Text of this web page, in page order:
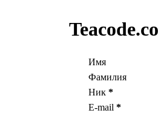
Имя
Фамилия
Ник *
E-mail *